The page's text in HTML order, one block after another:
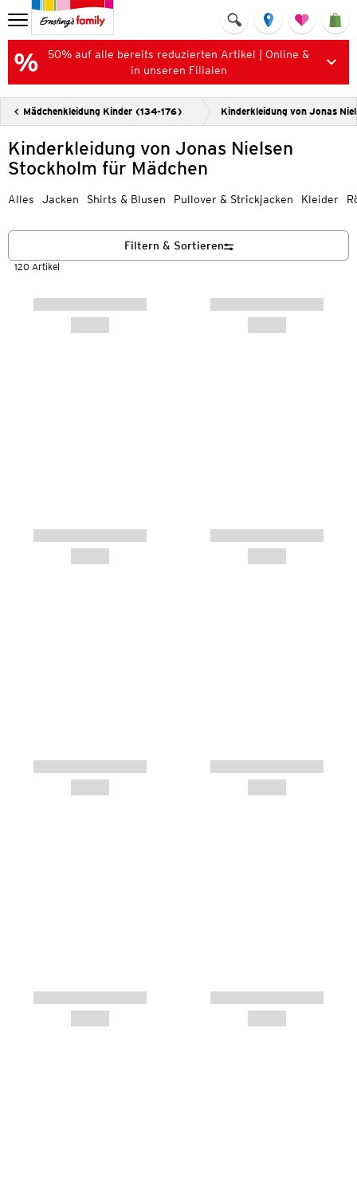
50% auf alle bereits reduzierten Artikel | Online &
in unseren Filialen
Mädchenkleidung Kinder (134-176) Kinderkleidung von Jonas
Kinderkleidung von Jonas Nielsen
Stockholm für Mädchen
Alles Jacken Shirts & Blusen Pullover & Strickjacken Kleider
120 Artikel
Filtern & Sortieren